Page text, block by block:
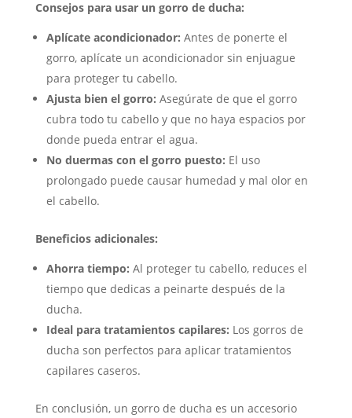
Consejos para usar un gorro de ducha:
Aplícate acondicionador: Antes de ponerte el
gorro, aplícate un acondicionador sin enjuague
para proteger tu cabello.
Ajusta bien el gorro: Asegúrate de que el gorro
cubra todo tu cabello y que no haya espacios por
donde pueda entrar el agua.
No duermas con el gorro puesto: El uso
prolongado puede causar humedad y mal olor en
el cabello.
Beneficios adicionales:
Ahorra tiempo: Al proteger tu cabello, reduces el
tiempo que dedicas a peinarte después de la
ducha.
Ideal para tratamientos capilares: Los gorros de
ducha son perfectos para aplicar tratamientos
capilares caseros.
En conclusión, un gorro de ducha es un accesorio